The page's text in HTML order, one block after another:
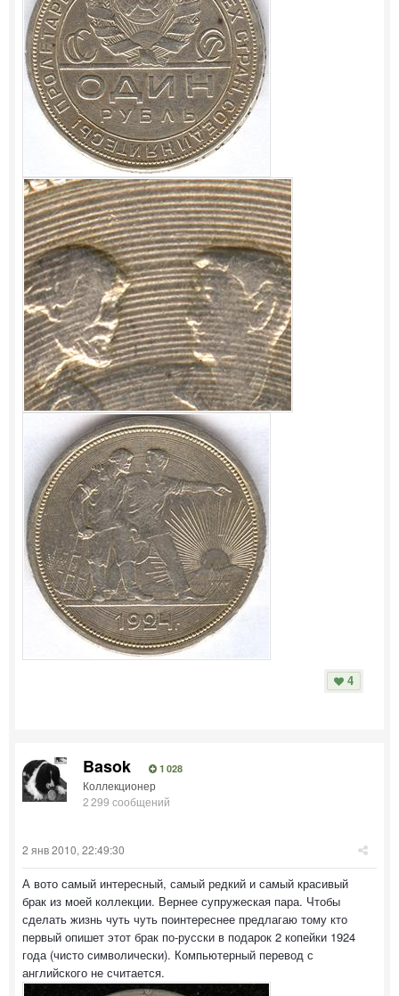
4
Basok 1 028
Коллекционер
2 299 сообщений
2 янв 2010, 22:49:30
А вото самый интересный, самый редкий и самый красивый
брак из моей коллекции. Вернее супружеская пара. Чтобы
сделать жизнь чуть чуть поинтереснее предлагаю тому кто
первый опишет этот брак по-русски в подарок 2 копейки 1924
года (чисто символически). Компьютерный перевод с
английского не считается.